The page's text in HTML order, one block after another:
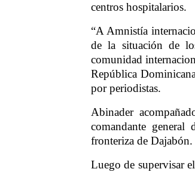
centros hospitalarios.
“A Amnistía
de la situación de
comunidad
República
por periodistas.
Abinader
comandante
fronteriza de Dajabón.
Luego de supervisar